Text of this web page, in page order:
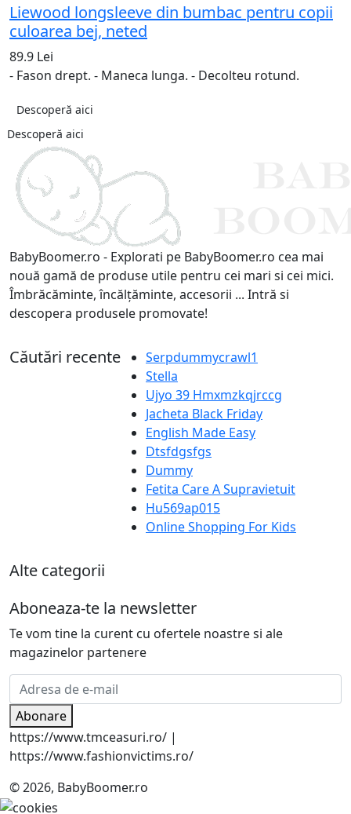
Liewood longsleeve din bumbac pentru copii
culoarea bej, neted
89.9 Lei
- Fason drept. - Maneca lunga. - Decolteu rotund.
Descoperă aici
Descoperă aici
BabyBoomer.ro - Explorati pe BabyBoomer.ro cea mai
nouă gamă de produse utile pentru cei mari si cei mici.
Îmbrăcăminte, încălțăminte, accesorii ... Intră si
descopera produsele promovate!
Căutări recente
Serpdummycrawl1
Stella
Ujyo 39 Hmxmzkqjrccg
Jacheta Black Friday
English Made Easy
Dtsfdgsfgs
Dummy
Fetita Care A Supravietuit
Hu569ap015
Online Shopping For Kids
Alte categorii
Aboneaza-te la newsletter
Te vom tine la curent cu ofertele noastre si ale
magazinelor partenere
Abonare
https://www.tmceasuri.ro/ |
https://www.fashionvictims.ro/
© 2026, BabyBoomer.ro